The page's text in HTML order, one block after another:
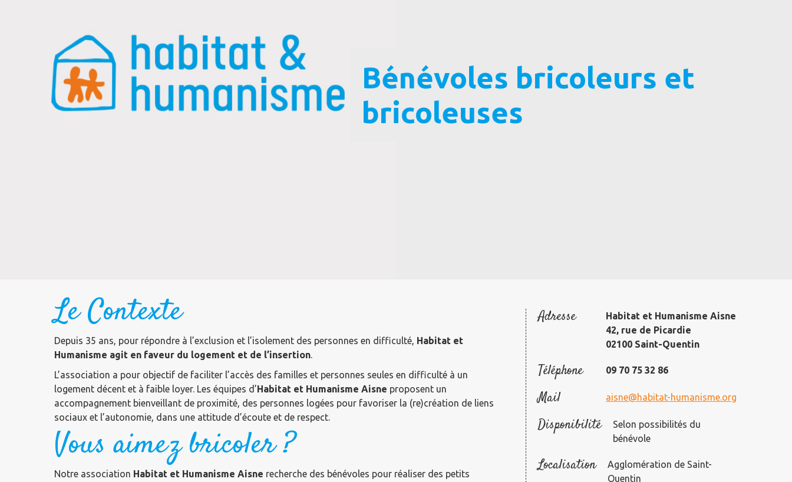
Bénévoles bricoleurs et
bricoleuses
Le Contexte
Depuis 35 ans, pour répondre à l’exclusion et l’isolement des personnes en difficulté, Habitat et
Humanisme agit en faveur du logement et de l’insertion.
L’association a pour objectif de faciliter l’accès des familles et personnes seules en difficulté à un
logement décent et à faible loyer. Les équipes d’Habitat et Humanisme Aisne proposent un
accompagnement bienveillant de proximité, des personnes logées pour favoriser la (re)création de liens
sociaux et l’autonomie, dans une attitude d’écoute et de respect.
Vous aimez bricoler ?
Notre association Habitat et Humanisme Aisne recherche des bénévoles pour réaliser des petits
Adresse
Habitat et Humanisme Aisne
42, rue de Picardie
02100 Saint-Quentin
Téléphone 09 70 75 32 86
Mail aisne@habitat-humanisme.org
Disponibilité
Selon possibilités du
bénévole
Localisation
Agglomération de Saint-
Quentin